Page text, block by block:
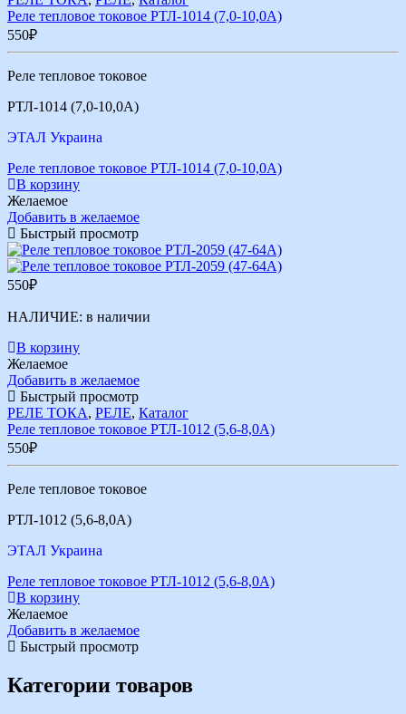
Реле тепловое токовое РТЛ-1014 (7,0-10,0А)
550₽
Реле тепловое токовое
РТЛ-1014 (7,0-10,0А)
ЭТАЛ Украина
Реле тепловое токовое РТЛ-1014 (7,0-10,0А)
В корзину
Желаемое
Добавить в желаемое
Быстрый просмотр
550₽
НАЛИЧИЕ: в наличии
В корзину
Желаемое
Добавить в желаемое
Быстрый просмотр
РЕЛЕ ТОКА, РЕЛЕ, Каталог
Реле тепловое токовое РТЛ-1012 (5,6-8,0А)
550₽
Реле тепловое токовое
РТЛ-1012 (5,6-8,0А)
ЭТАЛ Украина
Реле тепловое токовое РТЛ-1012 (5,6-8,0А)
В корзину
Желаемое
Добавить в желаемое
Быстрый просмотр
Категории товаров